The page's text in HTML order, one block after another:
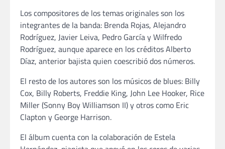
Los compositores de los temas originales son los
integrantes de la banda: Brenda Rojas, Alejandro
Rodríguez, Javier Leiva, Pedro García y Wilfredo
Rodríguez, aunque aparece en los créditos Alberto
Díaz, anterior bajista quien coescribió dos números.
El resto de los autores son los músicos de blues: Billy
Cox, Billy Roberts, Freddie King, John Lee Hooker, Rice
Miller (Sonny Boy Williamson II) y otros como Eric
Clapton y George Harrison.
El álbum cuenta con la colaboración de Estela